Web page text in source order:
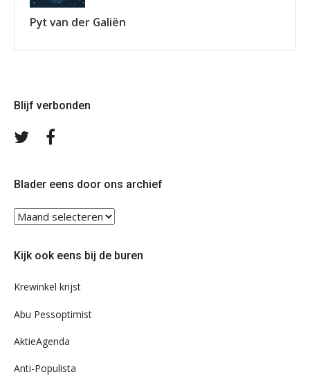
Pyt van der Galiën
Blijf verbonden
Volg
Blader eens door ons archief
Blader
ons
Kijk ook eens bij de buren
Krewinkel krijst
Abu Pessoptimist
AktieAgenda
Anti-Populista